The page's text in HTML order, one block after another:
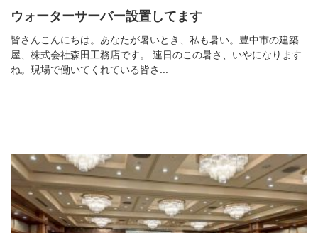
ウォーターサーバー設置してます
皆さんこんにちは。あなたが暑いとき、私も暑い。豊中市の建築
屋、株式会社森田工務店です。 連日のこの暑さ、いやになります
ね。現場で働いてくれている皆さ...